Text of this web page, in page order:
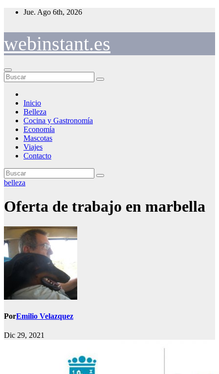
Saltar
Jue. Ago 6th, 2026
webinstant.es
Inicio
Belleza
Cocina y Gastronomía
Economía
Mascotas
Viajes
Contacto
belleza
Oferta de trabajo en marbella
PorEmilio Velazquez
Dic 29, 2021